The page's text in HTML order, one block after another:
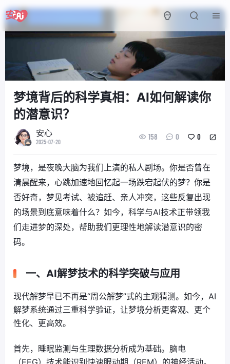
梦境背后的科学真相：AI如何解读你
的潜意识？
安心
2025-07-20
158 0 0
梦境，是夜晚大脑为我们上演的私人剧场。你是否曾在
清晨醒来，心跳加速地回忆起一场跌宕起伏的梦？你是
否好奇，梦见考试、被追赶、亲人冲突，这些反复出现
的场景到底意味着什么？如今，科学与AI技术正带领我
们走进梦的深处，帮助我们更理性地解读潜意识的密
码。
一、AI解梦技术的科学突破与应用
现代解梦早已不再是“周公解梦”式的主观猜测。如今，AI
解梦系统通过三重科学验证，让梦境分析更客观、更个
性化、更高效。
首先，睡眠监测与生理数据分析成为基础。脑电